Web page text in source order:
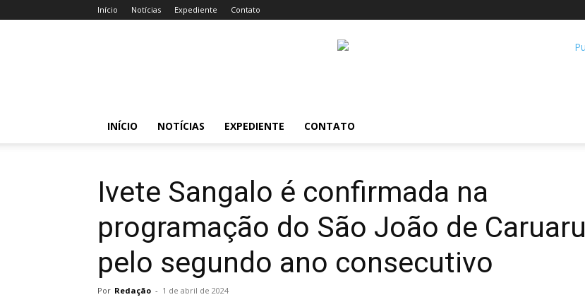
Início Notícias Expediente Contato
INÍCIO NOTÍCIAS EXPEDIENTE CONTATO
Ivete Sangalo é confirmada na
programação do São João de Caruaru
pelo segundo ano consecutivo
Por Redação - 1 de abril de 2024